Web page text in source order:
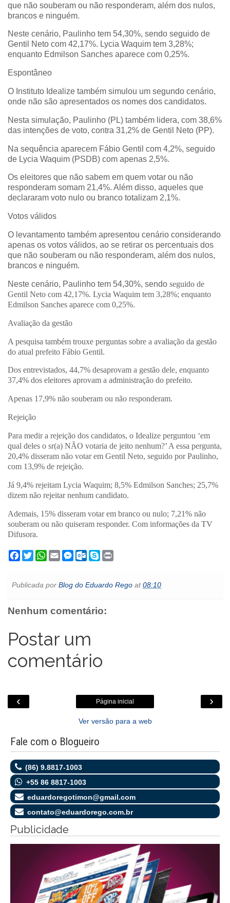
que não souberam ou não responderam, além dos nulos,
brancos e ninguém.
Neste cenário, Paulinho tem 54,30%, sendo seguido de
Gentil Neto com 42,17%. Lycia Waquim tem 3,28%;
enquanto Edmilson Sanches aparece com 0,25%.
Espontâneo
O Instituto Idealize também simulou um segundo cenário,
onde não são apresentados os nomes dos candidatos.
Nesta simulação, Paulinho (PL) também lidera, com 38,6%
das intenções de voto, contra 31,2% de Gentil Neto (PP).
Na sequência aparecem Fábio Gentil com 4,2%, seguido
de Lycia Waquim (PSDB) com apenas 2,5%.
Os eleitores que não sabem em quem votar ou não
responderam somam 21,4%. Além disso, aqueles que
declararam voto nulo ou branco totalizam 2,1%.
Votos válidos
O levantamento também apresentou cenário considerando
apenas os votos válidos, ao se retirar os percentuais dos
que não souberam ou não responderam, além dos nulos,
brancos e ninguém.
Neste cenário, Paulinho tem 54,30%, sendo seguido de
Gentil Neto com 42,17%. Lycia Waquim tem 3,28%; enquanto
Edmilson Sanches aparece com 0,25%.
Avaliação da gestão
A pesquisa também trouxe perguntas sobre a avaliação da gestão
do atual prefeito Fábio Gentil.
Dos entrevistados, 44,7% desaprovam a gestão dele, enquanto
37,4% dos eleitores aprovam a administração do prefeito.
Apenas 17,9% não souberam ou não responderam.
Rejeição
Para medir a rejeição dos candidatos, o Idealize perguntou ‘em
qual deles o sr(a) NÃO votaria de jeito nenhum?’ A essa pergunta,
20,4% disseram não votar em Gentil Neto, seguido por Paulinho,
com 13,9% de rejeição.
Já 9,4% rejeitam Lycia Waquim; 8,5% Edmilson Sanches; 25,7%
dizem não rejeitar nenhum candidato.
Ademais, 15% disseram votar em branco ou nulo; 7,21% não
souberam ou não quiseram responder. Com informações da TV
Difusora.
F
a
b
k
T
w
t
W
h
s
p
E
m
l
M
e
e
e
O
u
o
.
m
S
k
e
t
Publicada por Blog do Eduardo Rego at08:10
Nenhum comentário:
Postar um
comentário
‹ ›
Página inicial
Ver versão para a web
Fale com o Blogueiro
(86) 9.8817-1003
+55 86 8817-1003
eduardoregotimon@gmail.com
contato@eduardorego.com.br
Publicidade